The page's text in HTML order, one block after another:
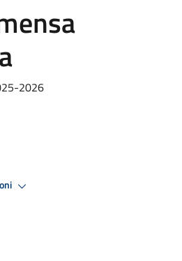
2026
per attivare. apre menu